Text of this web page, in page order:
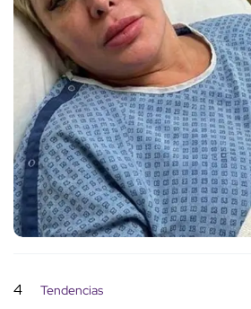
4 Tendencias